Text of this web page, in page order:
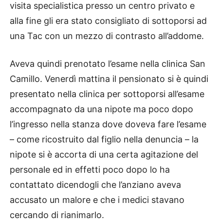
visita specialistica presso un centro privato e
alla fine gli era stato consigliato di sottoporsi ad
una Tac con un mezzo di contrasto all’addome.
Aveva quindi prenotato l’esame nella clinica San
Camillo. Venerdì mattina il pensionato si è quindi
presentato nella clinica per sottoporsi all’esame
accompagnato da una nipote ma poco dopo
l’ingresso nella stanza dove doveva fare l’esame
– come ricostruito dal figlio nella denuncia – la
nipote si è accorta di una certa agitazione del
personale ed in effetti poco dopo lo ha
contattato dicendogli che l’anziano aveva
accusato un malore e che i medici stavano
cercando di rianimarlo.